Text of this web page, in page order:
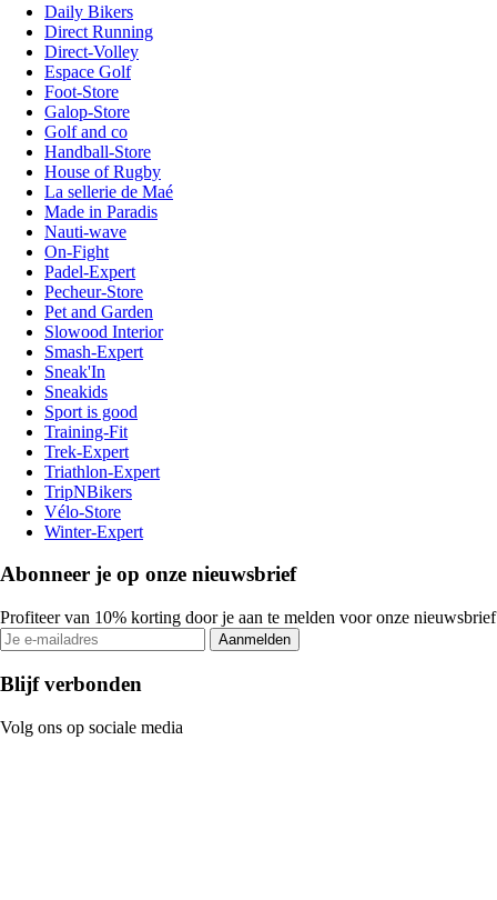
Daily Bikers
Direct Running
Direct-Volley
Espace Golf
Foot-Store
Galop-Store
Golf and co
Handball-Store
House of Rugby
La sellerie de Maé
Made in Paradis
Nauti-wave
On-Fight
Padel-Expert
Pecheur-Store
Pet and Garden
Slowood Interior
Smash-Expert
Sneak'In
Sneakids
Sport is good
Training-Fit
Trek-Expert
Triathlon-Expert
TripNBikers
Vélo-Store
Winter-Expert
Abonneer je op onze nieuwsbrief
Profiteer van 10% korting door je aan te melden voor onze nieuwsbrief
Aanmelden
Blijf verbonden
Volg ons op sociale media